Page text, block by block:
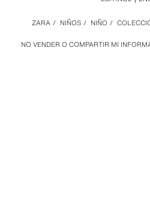
NO VENDER O COMPARTIR MI
ZARA / NIÑOS / NIÑO /